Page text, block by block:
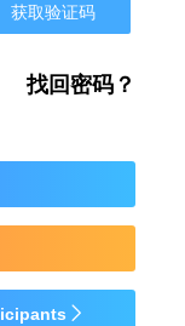
获取验证码
找回密码？
